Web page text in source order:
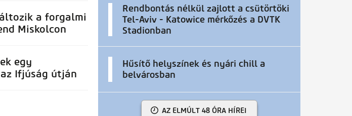
a forgalmi
Miskolcon
egy
Ifjúság útján
Rendbontás nélkül zajlott a csütörtöki
Tel-Aviv - Katowice mérkőzés a DVTK
Stadionban
Hűsítő helyszínek és nyári chill a
belvárosban
AZ ELMÚLT 48 ÓRA HÍREI